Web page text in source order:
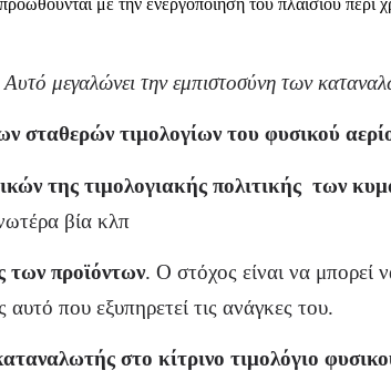
Αυτό μεγαλώνει την εμπιστοσύνη των
σταθερών τιμολογίων του φυσικού
της τιμολογιακής πολιτικής των
βία κλπ
των προϊόντων. Ο στόχος είναι να μπορεί
που εξυπηρετεί τις ανάγκες του.
στο κίτρινο τιμολόγιο